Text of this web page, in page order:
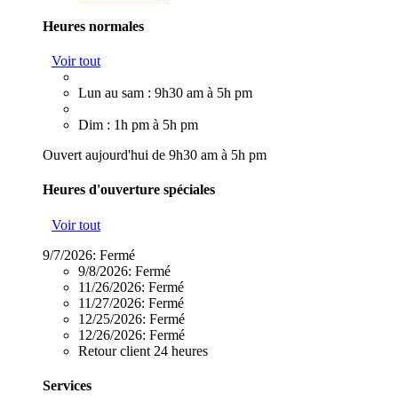
Heures normales
Voir tout
Lun au sam : 9h30 am à 5h pm
Dim : 1h pm à 5h pm
Ouvert aujourd'hui de 9h30 am à 5h pm
Heures d'ouverture spéciales
Voir tout
9/7/2026: Fermé
9/8/2026: Fermé
11/26/2026: Fermé
11/27/2026: Fermé
12/25/2026: Fermé
12/26/2026: Fermé
Retour client 24 heures
Services